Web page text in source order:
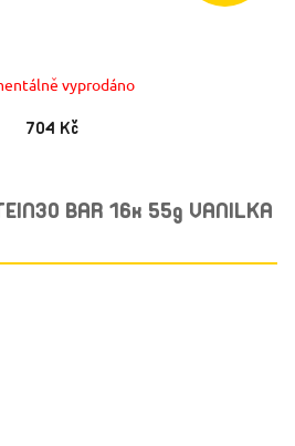
vyprodáno
704 Kč
BAR 16x 55g VANILKA